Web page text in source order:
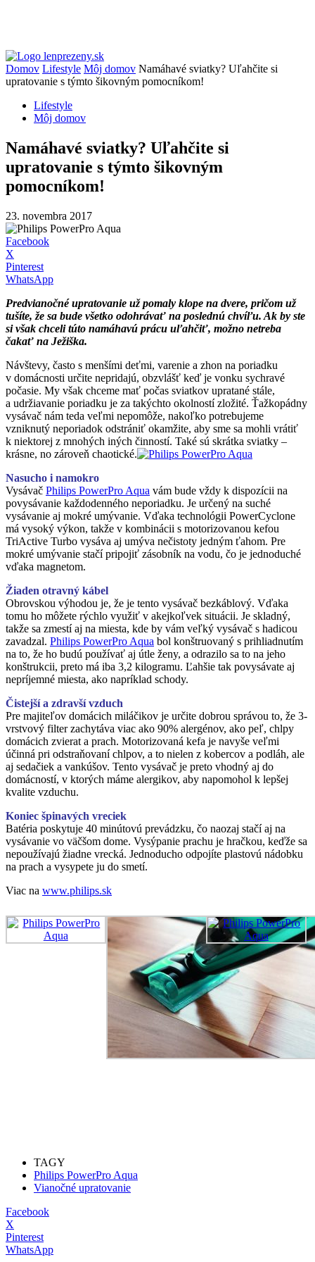
Domov Lifestyle Môj domov Namáhavé sviatky? Uľahčite si
upratovanie s týmto šikovným pomocníkom!
Lifestyle
Môj domov
Namáhavé sviatky? Uľahčite si
upratovanie s týmto šikovným
pomocníkom!
23. novembra 2017
Facebook
X
Pinterest
WhatsApp
Predvianočné upratovanie už pomaly klope na dvere, pričom už
tušíte, že sa bude všetko odohrávať na poslednú chvíľu. Ak by ste
si však chceli túto namáhavú prácu uľahčiť, možno netreba
čakať na Ježiška.
Návštevy, často s menšími deťmi, varenie a zhon na poriadku
v domácnosti určite nepridajú, obzvlášť keď je vonku sychravé
počasie. My však chceme mať počas sviatkov upratané stále,
a udržiavanie poriadku je za takýchto okolností zložité. Ťažkopádny
vysávač nám teda veľmi nepomôže, nakoľko potrebujeme
vzniknutý neporiadok odstrániť okamžite, aby sme sa mohli vrátiť
k niektorej z mnohých iných činností. Také sú skrátka sviatky –
krásne, no zároveň chaotické.
Nasucho i namokro
Vysávač Philips PowerPro Aqua vám bude vždy k dispozícii na
povysávanie každodenného neporiadku. Je určený na suché
vysávanie aj mokré umývanie. Vďaka technológii PowerCyclone
má vysoký výkon, takže v kombinácii s motorizovanou kefou
TriActive Turbo vysáva aj umýva nečistoty jedným ťahom. Pre
mokré umývanie stačí pripojiť zásobník na vodu, čo je jednoduché
vďaka magnetom.
Žiaden otravný kábel
Obrovskou výhodou je, že je tento vysávač bezkáblový. Vďaka
tomu ho môžete rýchlo využiť v akejkoľvek situácii. Je skladný,
takže sa zmestí aj na miesta, kde by vám veľký vysávač s hadicou
zavadzal. Philips PowerPro Aqua bol konštruovaný s prihliadnutím
na to, že ho budú používať aj útle ženy, a odrazilo sa to na jeho
konštrukcii, preto má iba 3,2 kilogramu. Ľahšie tak povysávate aj
nepríjemné miesta, ako napríklad schody.
Čistejší a zdravší vzduch
Pre majiteľov domácich miláčikov je určite dobrou správou to, že 3-
vrstvový filter zachytáva viac ako 90% alergénov, ako peľ, chlpy
domácich zvierat a prach. Motorizovaná kefa je navyše veľmi
účinná pri odstraňovaní chlpov, a to nielen z kobercov a podláh, ale
aj sedačiek a vankúšov. Tento vysávač je preto vhodný aj do
domácností, v ktorých máme alergikov, aby napomohol k lepšej
kvalite vzduchu.
Koniec špinavých vreciek
Batéria poskytuje 40 minútovú prevádzku, čo naozaj stačí aj na
vysávanie vo väčšom dome. Vysýpanie prachu je hračkou, keďže sa
nepoužívajú žiadne vrecká. Jednoducho odpojíte plastovú nádobku
na prach a vysypete ju do smetí.
Viac na www.philips.sk
TAGY
Philips PowerPro Aqua
Vianočné upratovanie
Facebook
X
Pinterest
WhatsApp